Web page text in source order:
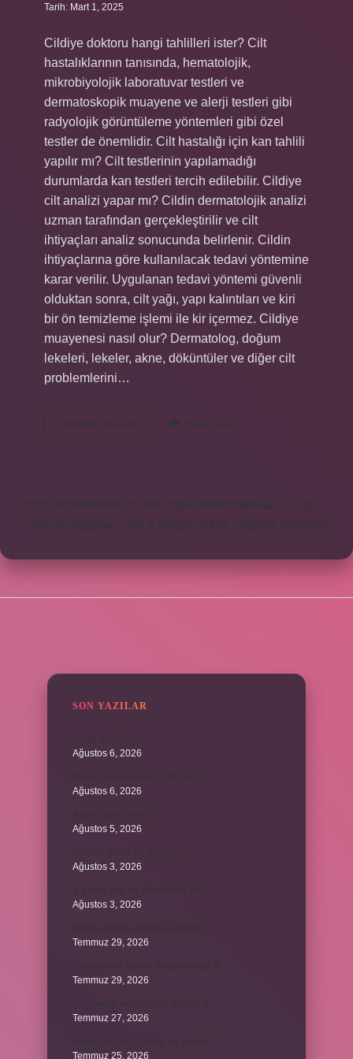
Tarih: Mart 1, 2025
Cildiye doktoru hangi tahlilleri ister? Cilt
hastalıklarının tanısında, hematolojik,
mikrobiyolojik laboratuvar testleri ve
dermatoskopik muayene ve alerji testleri gibi
radyolojik görüntüleme yöntemleri gibi özel
testler de önemlidir. Cilt hastalığı için kan tahlili
yapılır mı? Cilt testlerinin yapılamadığı
durumlarda kan testleri tercih edilebilir. Cildiye
cilt analizi yapar mı? Cildin dermatolojik analizi
uzman tarafından gerçekleştirilir ve cilt
ihtiyaçları analiz sonucunda belirlenir. Cildin
ihtiyaçlarına göre kullanılacak tedavi yöntemine
karar verilir. Uygulanan tedavi yöntemi güvenli
olduktan sonra, cilt yağı, yapı kalıntıları ve kiri
bir ön temizleme işlemi ile kir içermez. Cildiye
muayenesi nasıl olur? Dermatolog, doğum
lekeleri, lekeler, akne, döküntüler ve diğer cilt
problemlerini…
Devamını okuyun
Için
Yorum Bırak
https://rosmedforum.com
https://btibbimedikal.com.tr
https://megaplan.com.tr
knight online nttgame Sitemap
SON YAZILAR
Ağustos 6, 2026
Ağustos 6, 2026
Ağustos 5, 2026
Ağustos 3, 2026
Ağustos 3, 2026
Temmuz 29, 2026
Temmuz 29, 2026
Temmuz 27, 2026
Temmuz 25, 2026